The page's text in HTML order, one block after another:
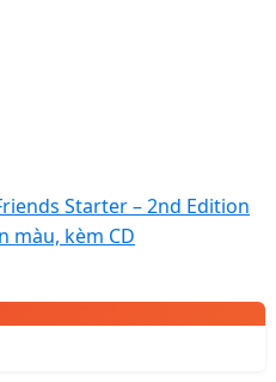
Starter – 2nd Edition
màu, kèm CD